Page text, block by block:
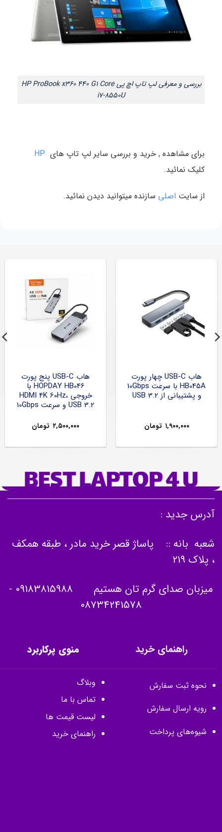
بررسی و معرفی لپ تاپ اچ پی HP ProBook x360 440 G1 Core
i7-8550U
برای مشاهده , خرید و بررسی سایر لپ تاپ های
کلیک نمائید.
از سایت اصلی سازنده میتوانید دیدن نمائید.
هاب USB-C چهار پورت
HB045A با سرعت 10Gbps
و پشتیبانی از USB 3.2
۱,۹۰۰,۰۰۰ تومان
هاب USB-C پنج پورت
HOPDAY HB046 با
خروجی HDMI 4K 60Hz،
USB 3.2 و سرعت 10Gbps
۲,۵۰۰,۰۰۰ تومان
آدرس جدید :
شعبه بانه :: پاساژ قصر خرید مادر ، طبقه همکف
، پلاک 219
میزبان صدای گرم تان هستیم 09183815988
-
08734241578
راهنمای خرید
نحوه ثبت سفارش
رویه ارسال سفارش
شیوه‌های پرداخت
منوی پرکاربرد
وبلاگ
تماس با ما
لیست قیمت ها
راهنمای خرید